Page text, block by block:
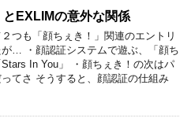
とEXLIMの意外な関係
つも「顔ちぇき！」関連のエントリ
が… ・顔認証システムで遊ぶ、「顔ち
Stars In You」 ・顔ちぇき！の次はパ
てさ そうすると、顔認証の仕組み